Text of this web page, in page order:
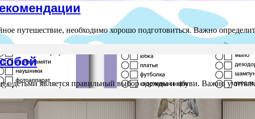
путешествие, необходимо хорошо подготовиться. Важно
детьми является правильный выбор одежды и обуви. Важно